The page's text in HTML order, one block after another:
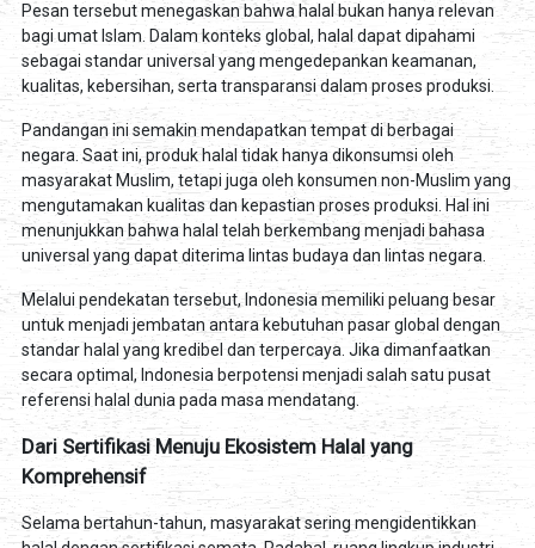
Pesan tersebut menegaskan bahwa halal bukan hanya relevan
bagi umat Islam. Dalam konteks global, halal dapat dipahami
sebagai standar universal yang mengedepankan keamanan,
kualitas, kebersihan, serta transparansi dalam proses produksi.
Pandangan ini semakin mendapatkan tempat di berbagai
negara. Saat ini, produk halal tidak hanya dikonsumsi oleh
masyarakat Muslim, tetapi juga oleh konsumen non-Muslim yang
mengutamakan kualitas dan kepastian proses produksi. Hal ini
menunjukkan bahwa halal telah berkembang menjadi bahasa
universal yang dapat diterima lintas budaya dan lintas negara.
Melalui pendekatan tersebut, Indonesia memiliki peluang besar
untuk menjadi jembatan antara kebutuhan pasar global dengan
standar halal yang kredibel dan terpercaya. Jika dimanfaatkan
secara optimal, Indonesia berpotensi menjadi salah satu pusat
referensi halal dunia pada masa mendatang.
Dari Sertifikasi Menuju Ekosistem Halal yang
Komprehensif
Selama bertahun-tahun, masyarakat sering mengidentikkan